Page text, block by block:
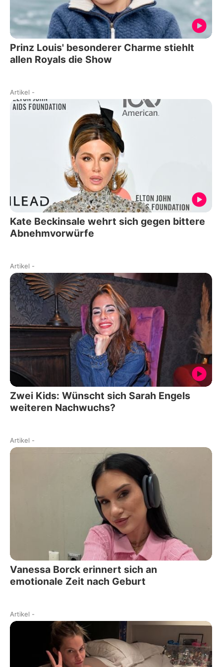
Prinz Louis' besonderer Charme stiehlt
allen Royals die Show
Artikel -
Kate Beckinsale wehrt sich gegen bittere
Abnehmvorwürfe
Artikel -
Zwei Kids: Wünscht sich Sarah Engels
weiteren Nachwuchs?
Artikel -
Vanessa Borck erinnert sich an
emotionale Zeit nach Geburt
Artikel -